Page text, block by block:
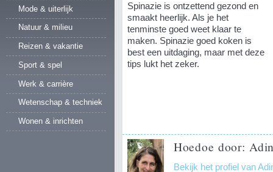
Mode & uiterlijk
Natuur & milieu
Reizen & vakantie
Sport & spel
Werk & carrière
Wetenschap & techniek
Wonen & inrichten
Spinazie is ontzettend gezond en
smaakt heerlijk. Als je het
tenminste goed weet klaar te
maken. Spinazie goed koken is
best een uitdaging, maar met deze
tips lukt het zeker.
Hoedoe door:
Bekijk het profiel van